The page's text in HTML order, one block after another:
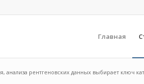
Главная
анализа рентгеновских данных выбирает ключ